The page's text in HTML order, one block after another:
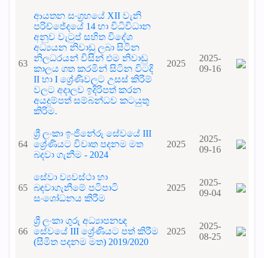
63
ආයතන සංග්‍රහයේ XII වැනි
පරිච්ජේදයේ 14 හා විධිවිධාන
අනුව වැටුප් සහිත විදේශ
අධ්‍යයන නිවාඩු ලබා සිටින
නිලධරයන් විසින් එම නිවාඩු
කාලය ගත කරමින් සිටින විටදි
II හා I ශ්‍රේණිවලට උසස් කිරීම්
වලට අදාලව ඉදිරිපත් කරන
අයදුම්පත් සම්බන්ධව කටයුතු
කිරිම.
2025
2025-
09-16
64
ශ්‍රී ලංකා ඉංජිනේරු සේවයේ III
ශ්‍රේණියට විවෘත පදනම මත
බදවා ගැනීම - 2024
2025
2025-
09-16
65
සේවා ව්‍යවස්ථා හා
බඳවාගැනීමේ පටිපාටි
සංශෝධනය කිරීම
2025
2025-
09-04
66
ශ්‍රී ලංකා ගුරු අධ්‍යාපනඥ
සේවයේ III ශ්‍රේණියට පත් කිරීම
(සීමිත පදනම මත) 2019/2020
2025
2025-
08-25